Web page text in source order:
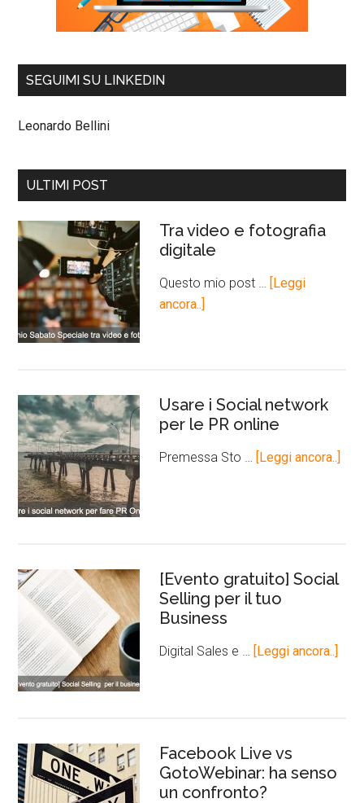
SEGUIMI SU LINKEDIN
Leonardo Bellini
ULTIMI POST
Tra video e fotografia
digitale
Questo mio post … [Leggi
ancora..]
Usare i Social network
per le PR online
Premessa Sto … [Leggi ancora..]
[Evento gratuito] Social
Selling per il tuo
Business
Digital Sales e … [Leggi ancora..]
Facebook Live vs
GotoWebinar: ha senso
un confronto?